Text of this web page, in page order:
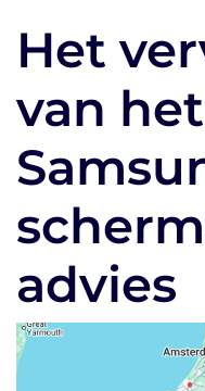
Het
van het
advies